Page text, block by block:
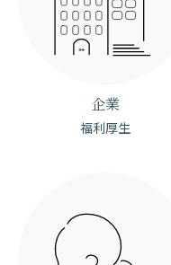
企業
福利厚生